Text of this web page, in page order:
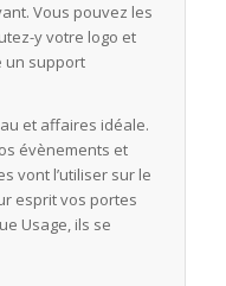
Vous pouvez les
y votre logo et
un support
et affaires idéale.
évènements et
vont l’utiliser sur le
esprit vos portes
Usage, ils se